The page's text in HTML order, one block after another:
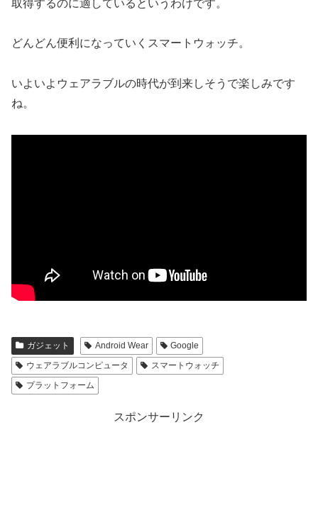
取得するのに適しているというわけです。
どんどん便利になっていくスマートウォッチ。
いよいよウェアラブルの時代が到来しそうで楽しみです
ね。
ガジェット Android Wear
Google
ウェアラブルコンピュータ
スマートウォッチ
プラットフォーム
スポンサーリンク